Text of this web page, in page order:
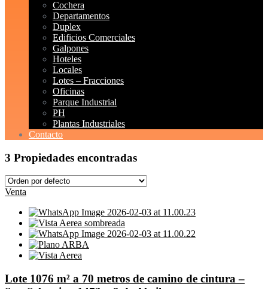
Cochera
Departamentos
Duplex
Edificios Comerciales
Galpones
Hoteles
Locales
Lotes – Fracciones
Oficinas
Parque Industrial
PH
Plantas Industriales
Contacto
3 Propiedades encontradas
Venta
Lote 1076 m² a 70 metros de camino de cintura –